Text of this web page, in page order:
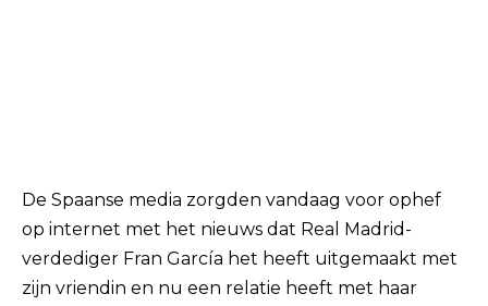
De Spaanse media zorgden vandaag voor ophef
op internet met het nieuws dat Real Madrid-
verdediger Fran García het heeft uitgemaakt met
zijn vriendin en nu een relatie heeft met haar